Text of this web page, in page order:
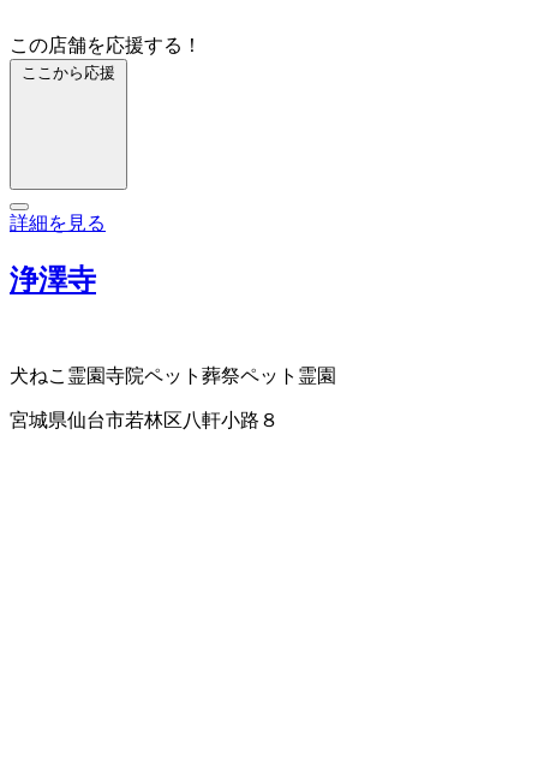
この店舗を応援する！
ここから応援
詳細を見る
浄澤寺
犬ねこ霊園寺院ペット葬祭ペット霊園
宮城県仙台市若林区八軒小路８